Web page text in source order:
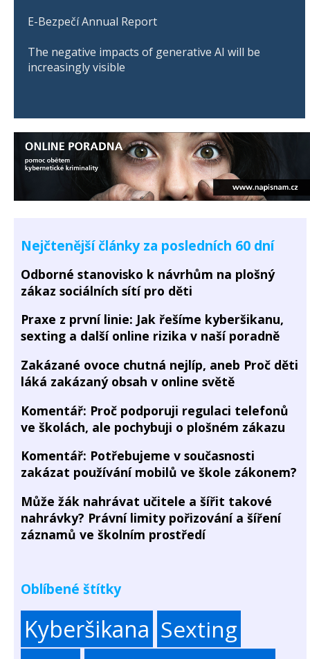
E-Bezpečí Annual Report
The negative impacts of generative AI will be
increasingly visible
Nejčtenější články za posledních 60 dní
Odborné stanovisko k návrhům na plošný
zákaz sociálních sítí pro děti
Praxe z první linie: Jak řešíme kyberšikanu,
sexting a další online rizika v naší poradně
Zakázané ovoce chutná nejlíp, aneb Proč děti
láká zakázaný obsah v online světě
Komentář: Proč podporuji regulaci telefonů
ve školách, ale pochybuji o plošném zákazu
Komentář: Potřebujeme v současnosti
zakázat používání mobilů ve škole zákonem?
Může žák nahrávat učitele a šířit takové
nahrávky? Právní limity pořizování a šíření
záznamů ve školním prostředí
Oblíbené štítky
Kyberšikana Sexting